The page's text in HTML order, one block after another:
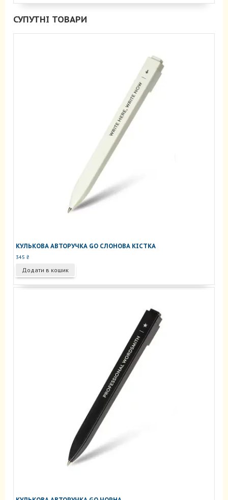
СУПУТНІ ТОВАРИ
КУЛЬКОВА АВТОРУЧКА GO СЛОНОВА КІСТКА
345 ₴
Додати в кошик